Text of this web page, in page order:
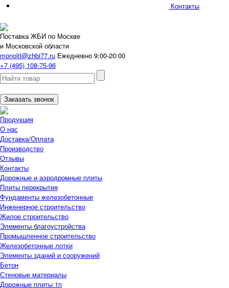
Контакты
Поставка ЖБИ по Москве
и Московской области
monolit@zhbi77.ru Ежедневно 9:00-20:00
+7 (495) 108-75-96
Заказать звонок
Продукция
О нас
Доставка/Оплата
Производство
Отзывы
Контакты
Дорожные и аэродромные плиты
Плиты перекрытия
Фундаменты железобетонные
Инженерное строительство
Жилое строительство
Элементы благоустройства
Промышленное строительство
Железобетонные лотки
Элементы зданий и сооружений
Бетон
Стеновые материалы
Дорожные плиты 1п